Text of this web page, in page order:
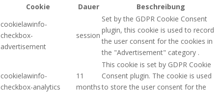
Cookie
Dauer
Beschreibung
cookielawinfo-
checkbox-
advertisement
session
Set by the GDPR Cookie Consent
plugin, this cookie is used to record
the user consent for the cookies in
the "Advertisement" category .
cookielawinfo-
checkbox-analytics
11
months
This cookie is set by GDPR Cookie
Consent plugin. The cookie is used
to store the user consent for the